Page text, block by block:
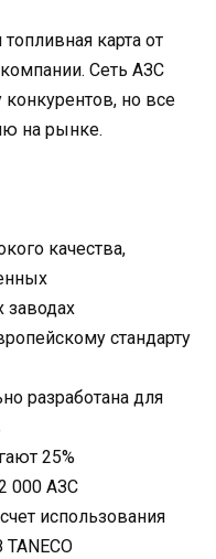
карта от
Сеть АЗС
но все
на рынке.
качества,
стандарту
разработана для
25%
000 АЗС
использования